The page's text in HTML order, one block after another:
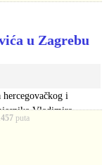
u Zagrebu
hercegovačkog i
Vladimira
je 12. listopada…
puta